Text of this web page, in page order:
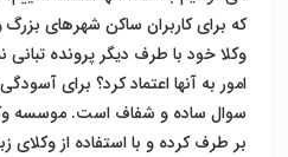
که برای کاربران ساکن شهرهای
وکلا خود با طرف دیگر پرونده
امور به آنها اعتماد کرد؟ برای
سوال ساده و شفاف است. موسسه
بر طرف کرده و با استفاده از وکلای